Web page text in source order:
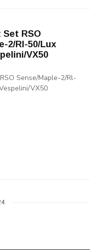
RSO
2/Rl-50/Lux
VX50
Sense/Maple-2/Rl-
VX50